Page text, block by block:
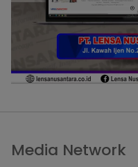
Media Network